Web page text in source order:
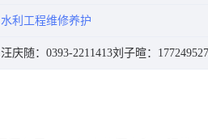
水利工程维修养护
汪庆随：0393-2211413刘子暄：